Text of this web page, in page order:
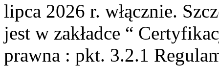
lipca 2026 r. włącznie.
jest w zakładce “
prawna : pkt. 3.2.1